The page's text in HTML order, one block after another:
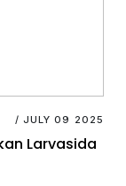
/ JULY 09 2025
Larvasida